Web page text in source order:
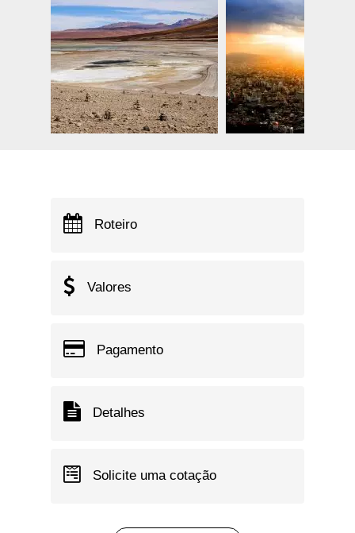
Roteiro
Valores
Pagamento
Detalhes
Solicite uma cotação